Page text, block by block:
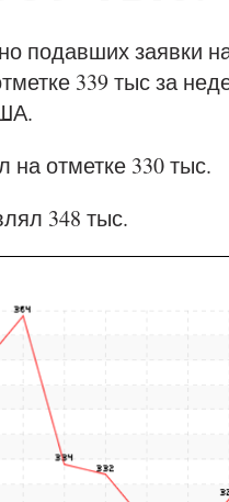
подавших заявки
339 тыс за
на отметке 330 тыс.
348 тыс.